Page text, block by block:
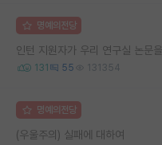
명예의전당
인턴 지원자가 우리 연구실 논문
131 55 131354
명예의전당
(우울주의) 실패에 대하여